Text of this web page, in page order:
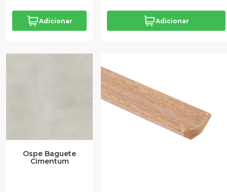
Adicionar Adicionar
Ospe Baguete
Cimentum